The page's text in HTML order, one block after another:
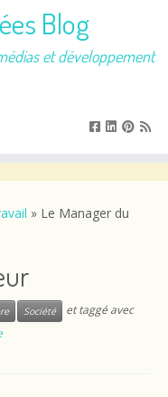
Blog
et développement
» Le Manager du
Société et taggé avec